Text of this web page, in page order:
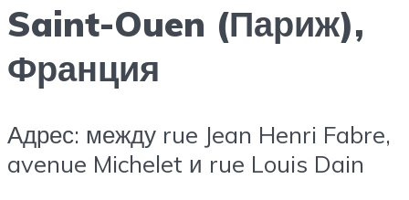
Saint-Ouen (Париж),
Франция
Адрес: между rue Jean Henri Fabre,
avenue Michelet и rue Louis Dain